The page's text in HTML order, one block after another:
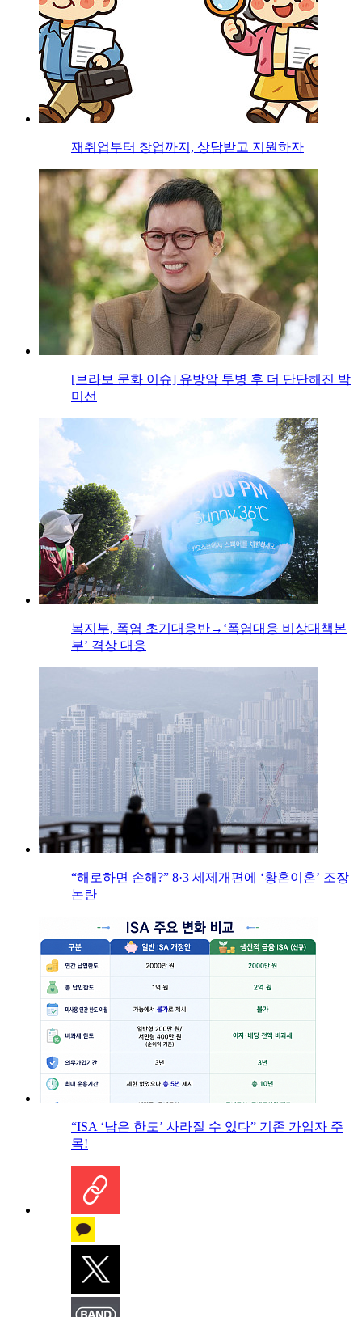
재취업부터 창업까지, 상담받고 지원하자
[브라보 문화 이슈] 유방암 투병 후 더 단단해진 박
미선
복지부, 폭염 초기대응반→‘폭염대응 비상대책본
부’ 격상 대응
“해로하면 손해?” 8·3 세제개편에 ‘황혼이혼’ 조장
논란
“ISA ‘남은 한도’ 사라질 수 있다” 기존 가입자 주
목!